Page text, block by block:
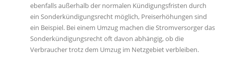
ebenfalls außerhalb der normalen Kündigungsfristen durch
ein Sonderkündigungsrecht möglich, Preiserhöhungen sind
ein Beispiel. Bei einem Umzug machen die Stromversorger das
Sonderkündigungsrecht oft davon abhängig, ob die
Verbraucher trotz dem Umzug im Netzgebiet verbleiben.